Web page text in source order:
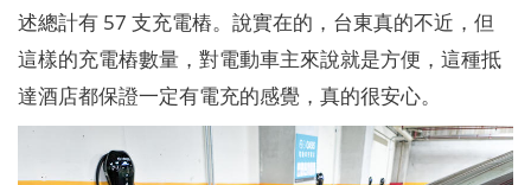
述總計有 57 支充電樁。說實在的，台東真的不近，但
這樣的充電樁數量，對電動車主來說就是方便，這種抵
達酒店都保證一定有電充的感覺，真的很安心。